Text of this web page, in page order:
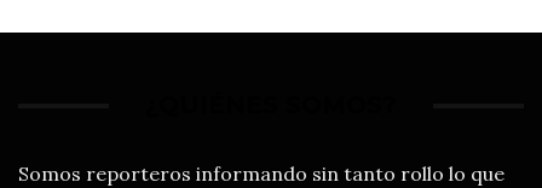
Somos reporteros informando sin tanto rollo lo que